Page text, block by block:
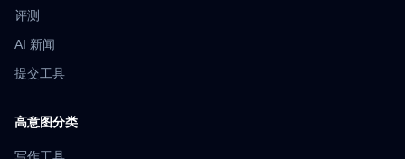
评测
AI 新闻
提交工具
高意图分类